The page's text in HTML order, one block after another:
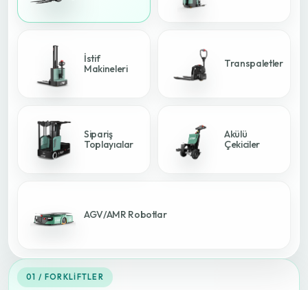
01 / FORKLIFTLER
İstif
Makineleri
Transpaletler
Sipariş
Toplayıcılar
Akülü
Çekiciler
AGV/AMR Robotlar